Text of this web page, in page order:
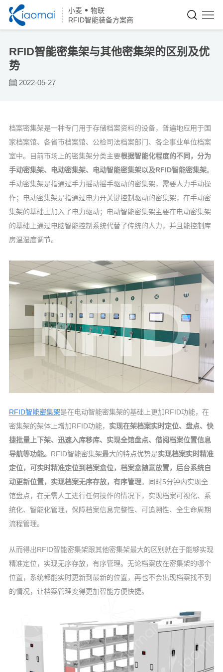
小麦
物联
RFID智能装备方案商
RFID智能密集架与其他密集架的区别及优
势
2022-05-27
档案密集架是一种专门用于存储档案资料的设备，普遍地应用于国
家档案馆、各省市档案馆、公检司法档案部门、各企事业单位档案
室中。目前市场上的密集架分类主要根据智能化程度的不同，分为
手动密集架、电动密集架、电动智能密集架以及RFID智能密集架。
手动密集架是指通过手力摇动摇手驱动的密集架，需要人力手动操
作；电动密集架是指通过电力开关键控制驱动的密集架，在手动密
集架的基础上加入了电力驱动；电动智能密集架主要在电动密集架
的基础上通过电脑智能控制系统代替了传统的人力，并且能控制库
房温湿度调节。
RFID智能密集架是在电动智能密集架的基础上更加RFID功能，在
密集架的架体上增加RFID功能， 实现在架档案实时定位、盘点、快
捷批量上下架、迅速入库移库、实现全馆盘点、借阅档案位置信息
导航等功能。 RFID智能密集架最大的特点优势是实现档案实时精准
定位，可实时精准定位到档案盒位，档案盒随意放置，后台系统自
动更新位置，实现档案无序存放，有序管理。同时5分钟内实现全
馆盘点，在无需人工进行任何操作的情况下，实现档案可视化、系
统化、智能化管理，保障档案信息完整性、可追溯性、全生命周期
流程管理。
从而得出RFID智能密集架跟其他密集架最大的区别就在于能够实现
精准定位，实现无序存放，有序管理。无论档案放在密集架的哪个
位置，系统都能实时更新到最新的位置，再也不会出现档案找不到
的情况，让档案管理变得更加智能方便快捷。